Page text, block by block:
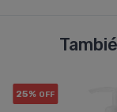
25% OFF